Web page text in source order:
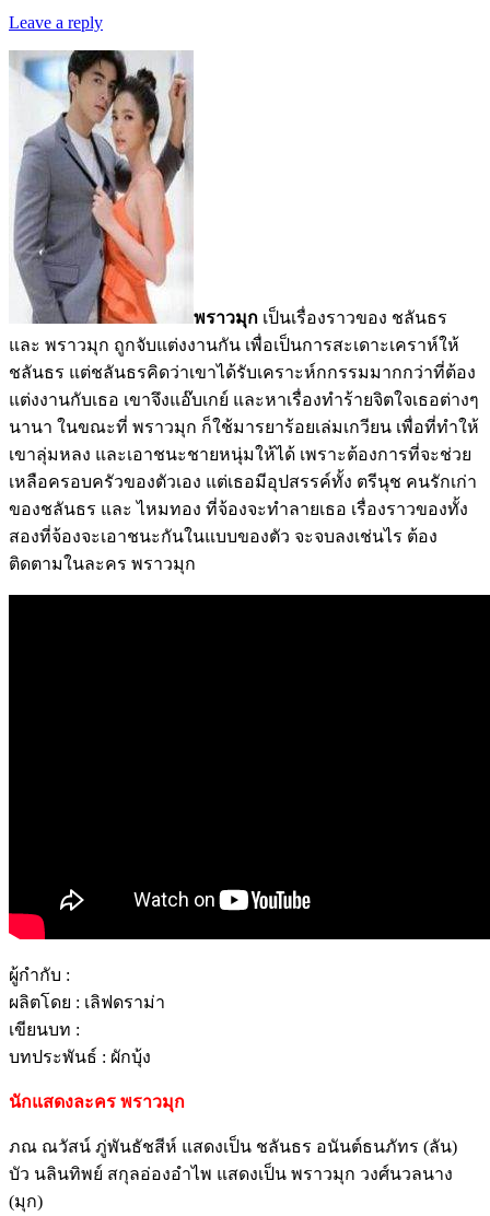
Leave a reply
พราวมุก เป็นเรื่องราวของ ชลันธร
และ พราวมุก ถูกจับแต่งงานกัน เพื่อเป็นการสะเดาะเคราห์ให้
ชลันธร แต่ชลันธรคิดว่าเขาได้รับเคราะห์กกรรมมากกว่าที่ต้อง
แต่งงานกับเธอ เขาจึงแอ๊บเกย์ และหาเรื่องทำร้ายจิตใจเธอต่างๆ
นานา ในขณะที่ พราวมุก ก็ใช้มารยาร้อยเล่มเกวียน เพื่อที่ทำให้
เขาลุ่มหลง และเอาชนะชายหนุ่มให้ได้ เพราะต้องการที่จะช่วย
เหลือครอบครัวของตัวเอง แต่เธอมีอุปสรรค์ทั้ง ตรีนุช คนรักเก่า
ของชลันธร และ ไหมทอง ที่จ้องจะทำลายเธอ เรื่องราวของทั้ง
สองที่จ้องจะเอาชนะกันในแบบของตัว จะจบลงเช่นไร ต้อง
ติดตามในละคร พราวมุก
ผู้กำกับ :
ผลิตโดย : เลิฟดราม่า
เขียนบท :
บทประพันธ์ : ผักบุ้ง
นักแสดงละคร พราวมุก
ภณ ณวัสน์ ภู่พันธัชสีห์ แสดงเป็น ชลันธร อนันต์ธนภัทร (ลัน)
บัว นลินทิพย์ สกุลอ่องอำไพ แสดงเป็น พราวมุก วงศ์นวลนาง
(มุก)